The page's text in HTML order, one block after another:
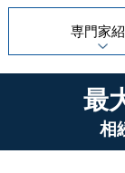
専門家
最
相